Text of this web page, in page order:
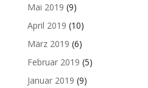
Mai 2019 (9)
April 2019 (10)
März 2019 (6)
Februar 2019 (5)
Januar 2019 (9)